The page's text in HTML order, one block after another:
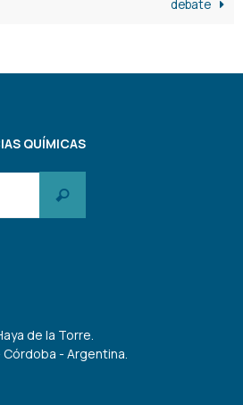
debate
QUÍMICAS
Buscar
de la Torre.
- Argentina.